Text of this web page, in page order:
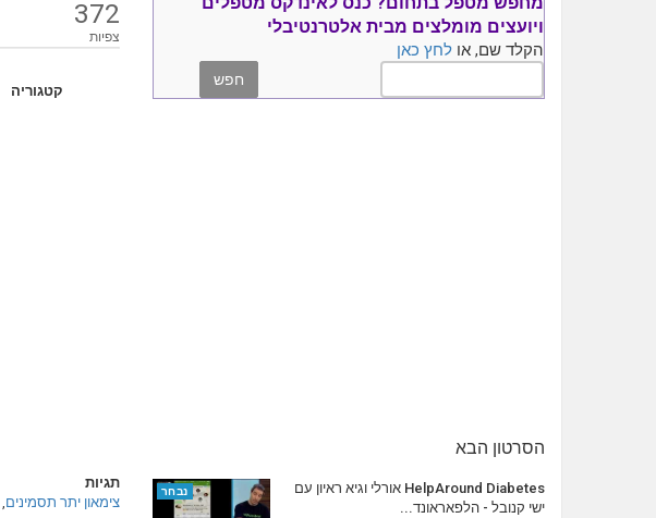
372
צפיות
קטגוריה
תגיות
צימאון יתר תסמינים,
ויועצים מומלצים מבית אלטרנטיבלי
הקלד שם, או לחץ כאן
הסרטון הבא
נבחר
HelpAround Diabetes אורלי וגיא ראיון עם
ישי קנובל - הלפאראונד...